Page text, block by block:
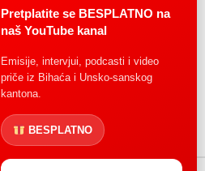
Pretplatite se BESPLATNO na
naš YouTube kanal
Emisije, intervjui, podcasti i video
priče iz Bihaća i Unsko-sanskog
kantona.
BESPLATNO